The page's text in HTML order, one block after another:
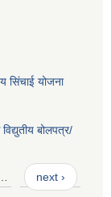
सिंचाई योजना
बोलपत्र/
next ›